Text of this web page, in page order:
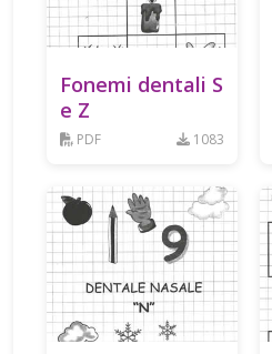
Fonemi dentali S
e Z
PDF 1083